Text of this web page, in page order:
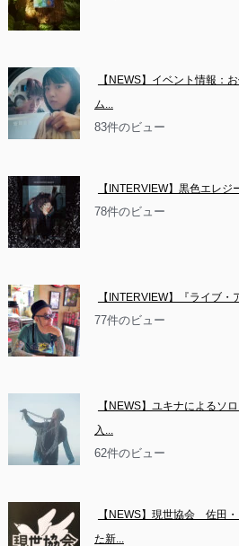
【NEWS】イベント情報：
ム...
83件のビュー
【INTERVIEW】黒色エレ
78件のビュー
【INTERVIEW】『ライブ
77件のビュー
【NEWS】ユキナによるソ
入...
62件のビュー
【NEWS】現世協会　佐田
た新...